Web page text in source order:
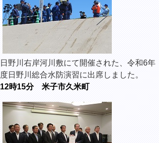
日野川右岸河川敷にて開催された、令和6年
度日野川総合水防演習に出席しました。
12時15分 米子市久米町